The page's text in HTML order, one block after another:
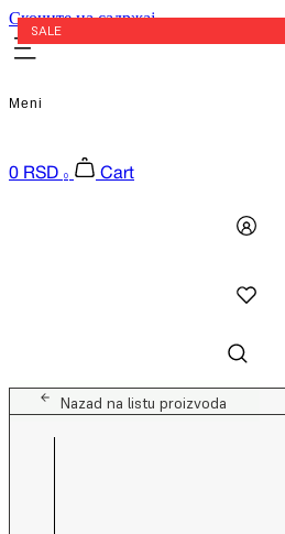
Скочите на садржај
Meni
0 RSD 0 Cart
Nazad na listu proizvoda
SALE